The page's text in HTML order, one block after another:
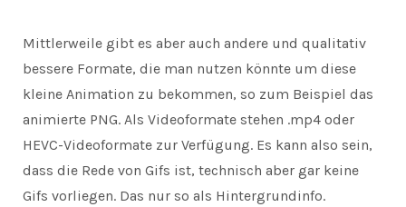
Mittlerweile gibt es aber auch andere und qualitativ
bessere Formate, die man nutzen könnte um diese
kleine Animation zu bekommen, so zum Beispiel das
animierte PNG. Als Videoformate stehen .mp4 oder
HEVC-Videoformate zur Verfügung. Es kann also sein,
dass die Rede von Gifs ist, technisch aber gar keine
Gifs vorliegen. Das nur so als Hintergrundinfo.